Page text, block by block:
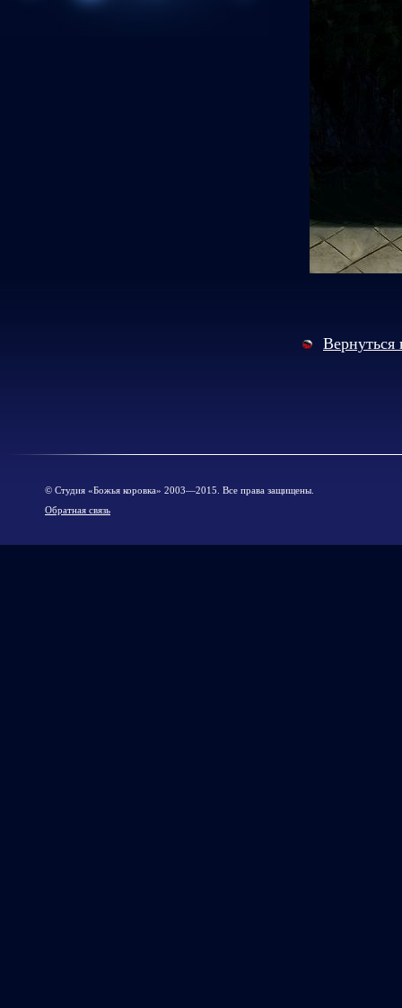
Вернуться
© Cтудия «Божья коровка» 2003—2015. Все права защищены.
Обратная связь